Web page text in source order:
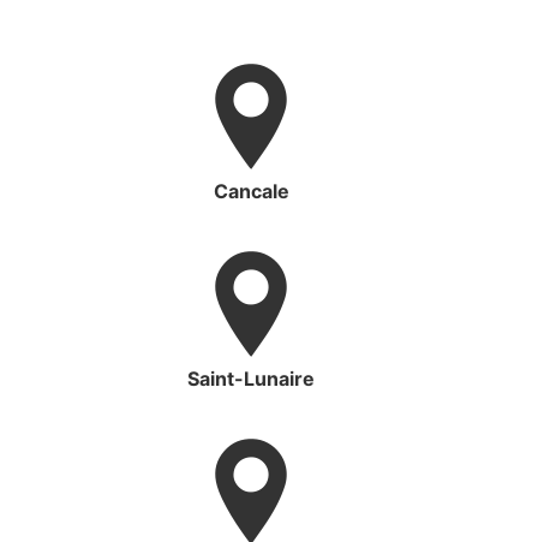
Cancale
Saint-Lunaire